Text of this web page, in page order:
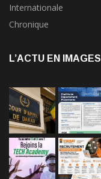
Internationale
Chronique
L’ACTU EN IMAGES